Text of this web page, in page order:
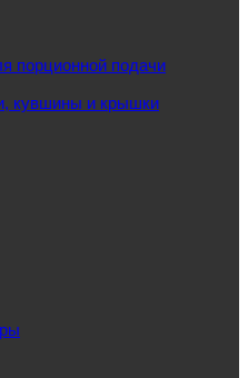
порционной подачи
кувшины и крышки